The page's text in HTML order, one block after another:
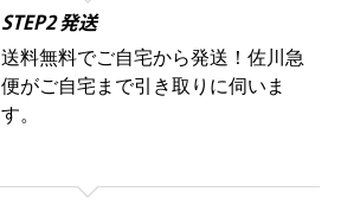
STEP2 発送
送料無料でご自宅から発送！佐川急
便がご自宅まで引き取りに伺いま
す。